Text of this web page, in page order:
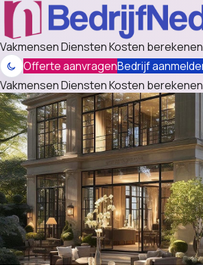
VakmensenDienstenKosten berekenen
Offerte aanvragenBedrijf
VakmensenDienstenKosten berekenen